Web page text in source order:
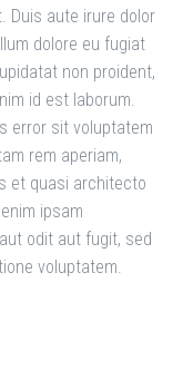
Duis aute irure dolor
dolore eu fugiat
non proident,
id est laborum.
error sit voluptatem
rem aperiam,
et quasi architecto
ipsam
odit aut fugit, sed
voluptatem.